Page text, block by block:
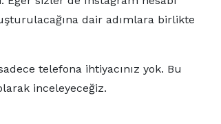
dair adımlara birlikte
telefona ihtiyacınız yok. Bu
inceleyeceğiz.